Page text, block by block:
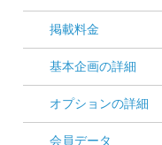
掲載料金
基本企画の詳細
オプションの詳細
会員データ